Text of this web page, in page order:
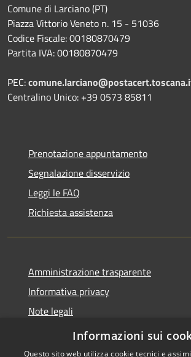
Comune di Larciano (PT)
Piazza Vittorio Veneto n. 15 - 51036
Codice Fiscale: 00180870479
Partita IVA: 00180870479
PEC:
Centralino Unico: +39 0573 85811
Prenotazione appuntamento
Segnalazione disservizio
Leggi le FAQ
Richiesta assistenza
Amministrazione trasparente
Informativa privacy
Note legali
Dichiarazione di accessibilità
Informazioni sui
Questo sito web utilizza cookie tecnici e